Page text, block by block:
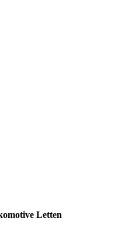
Letten